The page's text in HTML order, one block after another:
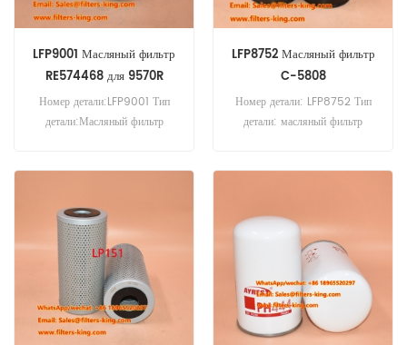
LFP9001 Масляный фильтр
RE574468 для 9570R
Номер детали:LFP9001 Тип
детали:Масляный фильтр
RE574468 Используется для
John Deere 9570R 9570RT
9620R 9620RX.
LFP8752 Масляный фильтр
C-5808
Номер детали: LFP8752 Тип
детали: масляный фильтр